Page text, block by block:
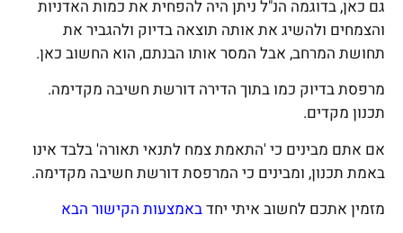
גם כאן, בדוגמה הנ"ל ניתן היה להפחית את כמות האדניות
והצמחים ולהשיג את אותה תוצאה בדיוק ולהגביר את
תחושת המרחב, אבל המסר אותו הבנתם, הוא החשוב כאן.
מרפסת בדיוק כמו בתוך הדירה דורשת חשיבה מקדימה.
תכנון מקדים.
אם אתם מבינים כי 'התאמת צמח לתנאי תאורה' בלבד אינו
באמת תכנון, ומבינים כי המרפסת דורשת חשיבה מקדימה.
מזמין אתכם לחשוב איתי יחדבאמצעות הקישור הבא